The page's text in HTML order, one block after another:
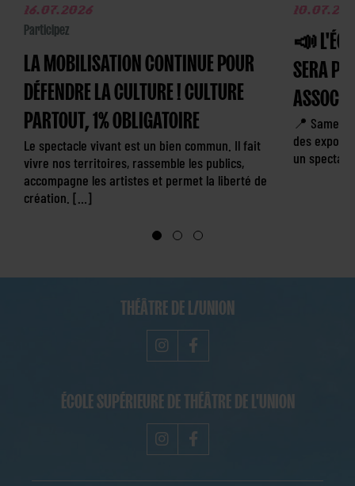
16.07.2026
Participez
LA MOBILISATION CONTINUE POUR
DÉFENDRE LA CULTURE ! CULTURE
PARTOUT, 1% OBLIGATOIRE
Le spectacle vivant est un bien commun. Il fait
vivre nos territoires, rassemble les publics,
accompagne les artistes et permet la liberté de
création. […]
📣
SERA
📍 Samedi
des
un
THÉÂTRE DE L/UNION
ÉCOLE SUPÉRIEURE DE THÉÂTRE DE L'UNION